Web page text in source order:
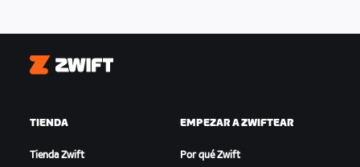
Zwift
TIENDA
Tienda Zwift
EMPEZAR A ZWIFTEAR
Por qué Zwift